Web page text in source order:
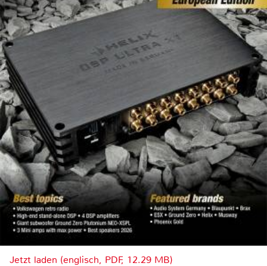
Jetzt laden (englisch, PDF, 12.29 MB)